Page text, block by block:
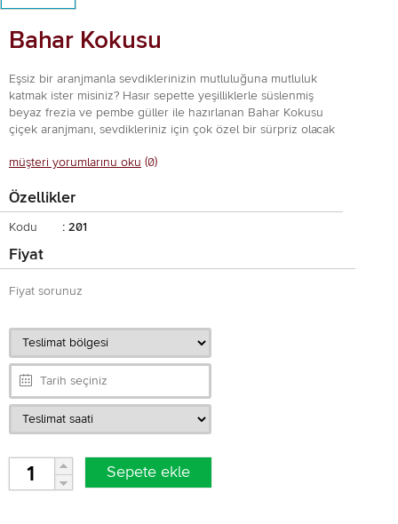
Bahar Kokusu
Eşsiz bir aranjmanla sevdiklerinizin mutluluğuna mutluluk
katmak ister misiniz? Hasır sepette yeşilliklerle süslenmiş
beyaz frezia ve pembe güller ile hazırlanan Bahar Kokusu
çiçek aranjmanı, sevdikleriniz için çok özel bir sürpriz olacak
müşteri yorumlarınu oku (0)
Özellikler
Kodu : 201
Fiyat
Fiyat sorunuz